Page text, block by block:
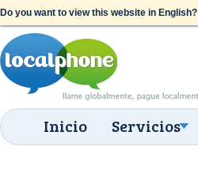
Do you want to view this website in English?
Inicio Servicios